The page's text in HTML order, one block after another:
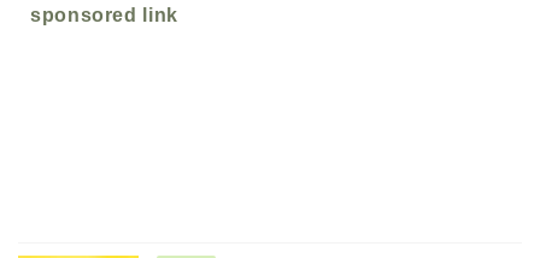
sponsored link